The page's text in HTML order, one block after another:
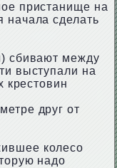
пристанище на
сделать
сбивают между
выступали на
крестовин
друг от
колесо
надо